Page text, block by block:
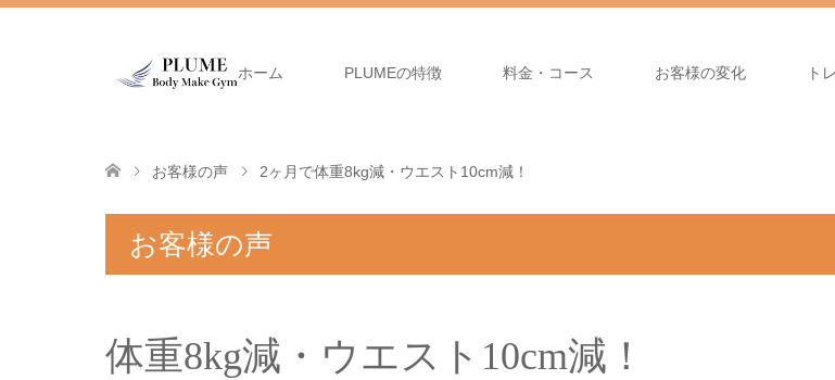
ホーム PLUMEの特徴 料金・コース お客様の変化 ト
お客様の声 2ヶ月で体重8kg減・ウエスト10cm減！
お客様の声
体重8kg減・ウエスト10cm減！